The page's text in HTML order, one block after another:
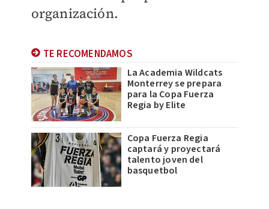
organización.
TE RECOMENDAMOS
La Academia Wildcats
Monterrey se prepara
para la Copa Fuerza
Regia by Elite
Copa Fuerza Regia
captará y proyectará
talento joven del
basquetbol